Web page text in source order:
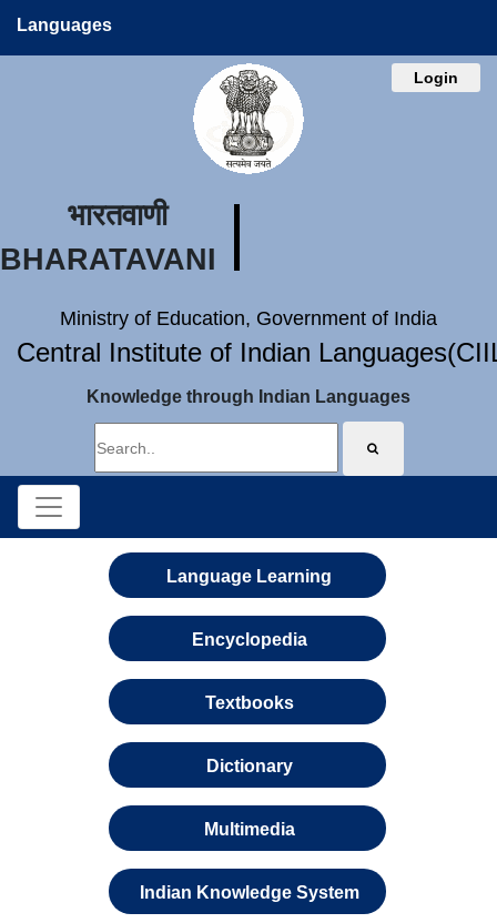
Languages
Login
भारतवाणी
BHARATAVANI
Ministry of Education, Government of India
Central Institute of Indian
Knowledge through Indian Languages
Language Learning
Encyclopedia
Textbooks
Dictionary
Multimedia
Indian Knowledge System